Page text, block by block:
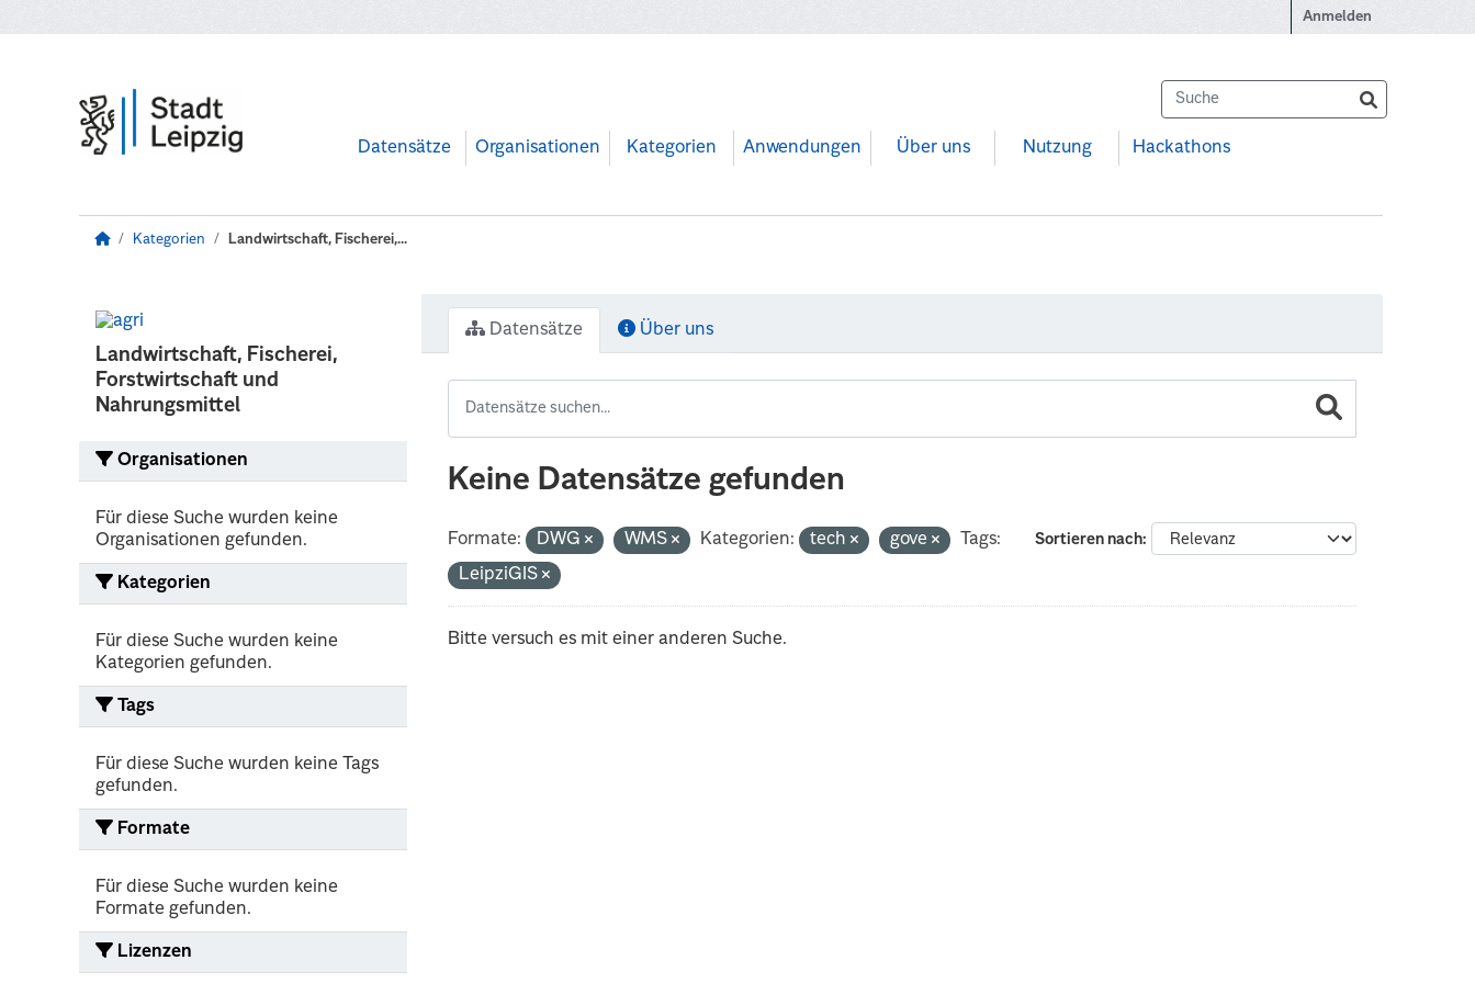
Anmelden
Datensätze Organisationen Kategorien Anwendungen Über uns Nutzung Hackathons
Kategorien Landwirtschaft, Fischerei,...
Landwirtschaft, Fischerei,
Forstwirtschaft und
Nahrungsmittel
Organisationen
Für diese Suche wurden keine
Organisationen gefunden.
Kategorien
Für diese Suche wurden keine
Kategorien gefunden.
Tags
Für diese Suche wurden keine Tags
gefunden.
Formate
Für diese Suche wurden keine
Formate gefunden.
Lizenzen
Datensätze Über uns
Keine Datensätze gefunden
Sortieren nach
Formate: DWG WMS Kategorien: tech gove
Tags:
LeipziGIS
Bitte versuch es mit einer anderen Suche.